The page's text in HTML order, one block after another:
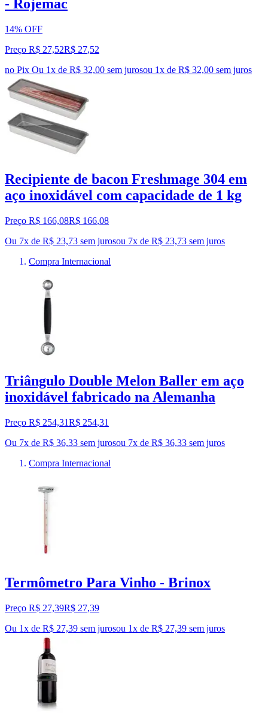
- Rojemac
14% OFF
Preço R$ 27,52R$ 27,52
no Pix Ou 1x de R$ 32,00 sem jurosou 1x de R$ 32,00 sem juros
Recipiente de bacon Freshmage 304 em
aço inoxidável com capacidade de 1 kg
Preço R$ 166,08R$ 166,08
Ou 7x de R$ 23,73 sem jurosou 7x de R$ 23,73 sem juros
Compra Internacional
Triângulo Double Melon Baller em aço
inoxidável fabricado na Alemanha
Preço R$ 254,31R$ 254,31
Ou 7x de R$ 36,33 sem jurosou 7x de R$ 36,33 sem juros
Compra Internacional
Termômetro Para Vinho - Brinox
Preço R$ 27,39R$ 27,39
Ou 1x de R$ 27,39 sem jurosou 1x de R$ 27,39 sem juros